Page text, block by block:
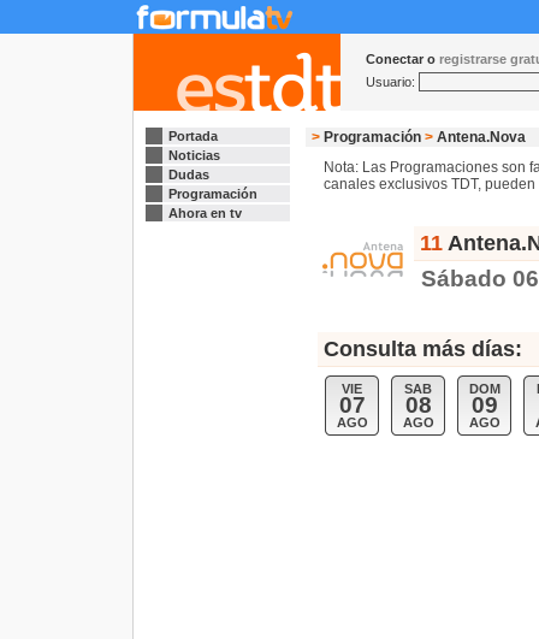
Conectar o registrarse
Usuario:
Portada
Noticias
Dudas
Programación
Ahora en tv
> Programación > Antena.Nova
Nota: Las Programaciones son
canales exclusivos TDT,
11
Sábado
Consulta más días:
VIE
07
AGO
SAB
08
AGO
DOM
09
AGO